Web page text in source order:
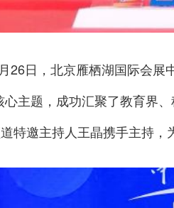
日，北京雁栖湖国际会展中
心主题，成功汇聚了教育界
特邀主持人王晶携手主持，